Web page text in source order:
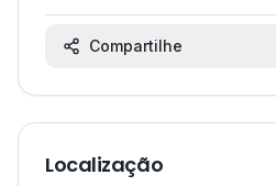
Compartilhe
Localização